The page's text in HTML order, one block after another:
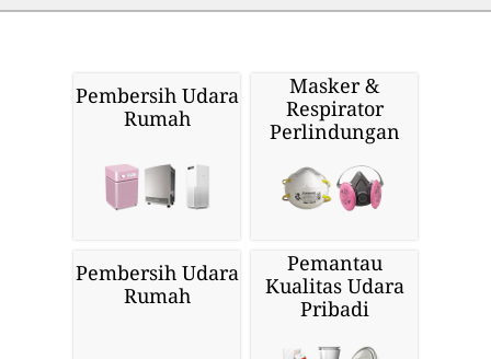
Pembersih Udara
Rumah
Masker &
Respirator
Perlindungan
Pembersih Udara
Rumah
Pemantau
Kualitas Udara
Pribadi